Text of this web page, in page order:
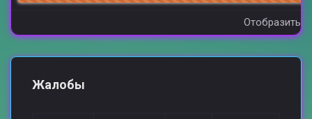
Отобразить
Жалобы